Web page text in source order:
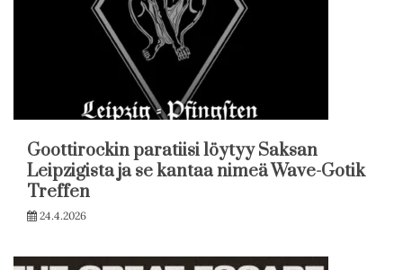
Goottirockin paratiisi löytyy Saksan
Leipzigista ja se kantaa nimeä Wave-Gotik
Treffen
24.4.2026